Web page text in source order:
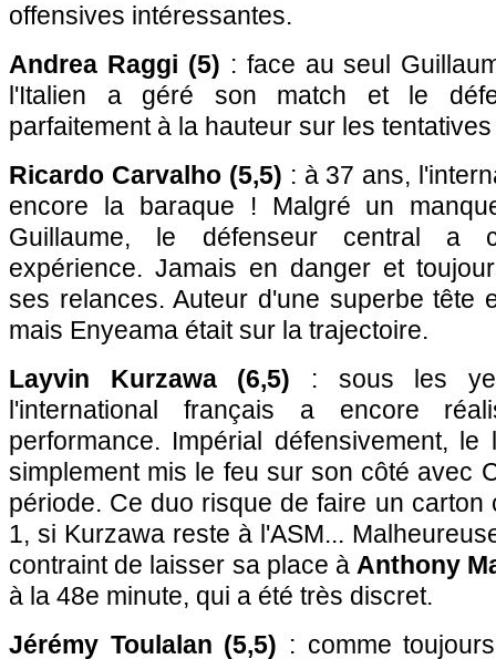
offensives intéressantes.
Andrea Raggi (5) : face au seul
l'Italien a géré son match et le
parfaitement à la hauteur sur les
Ricardo Carvalho (5,5) : à 37 ans,
encore la baraque ! Malgré un
Guillaume, le défenseur central a
expérience. Jamais en danger et
ses relances. Auteur d'une superbe tête
mais Enyeama était sur la trajectoire.
Layvin Kurzawa (6,5) : sous les
l'international français a encore
performance. Impérial défensivement,
simplement mis le feu sur son côté avec
période. Ce duo risque de faire un carton
1, si Kurzawa reste à l'ASM...
contraint de laisser sa place à Anthony
à la 48e minute, qui a été très discret.
Jérémy Toulalan (5,5) : comme